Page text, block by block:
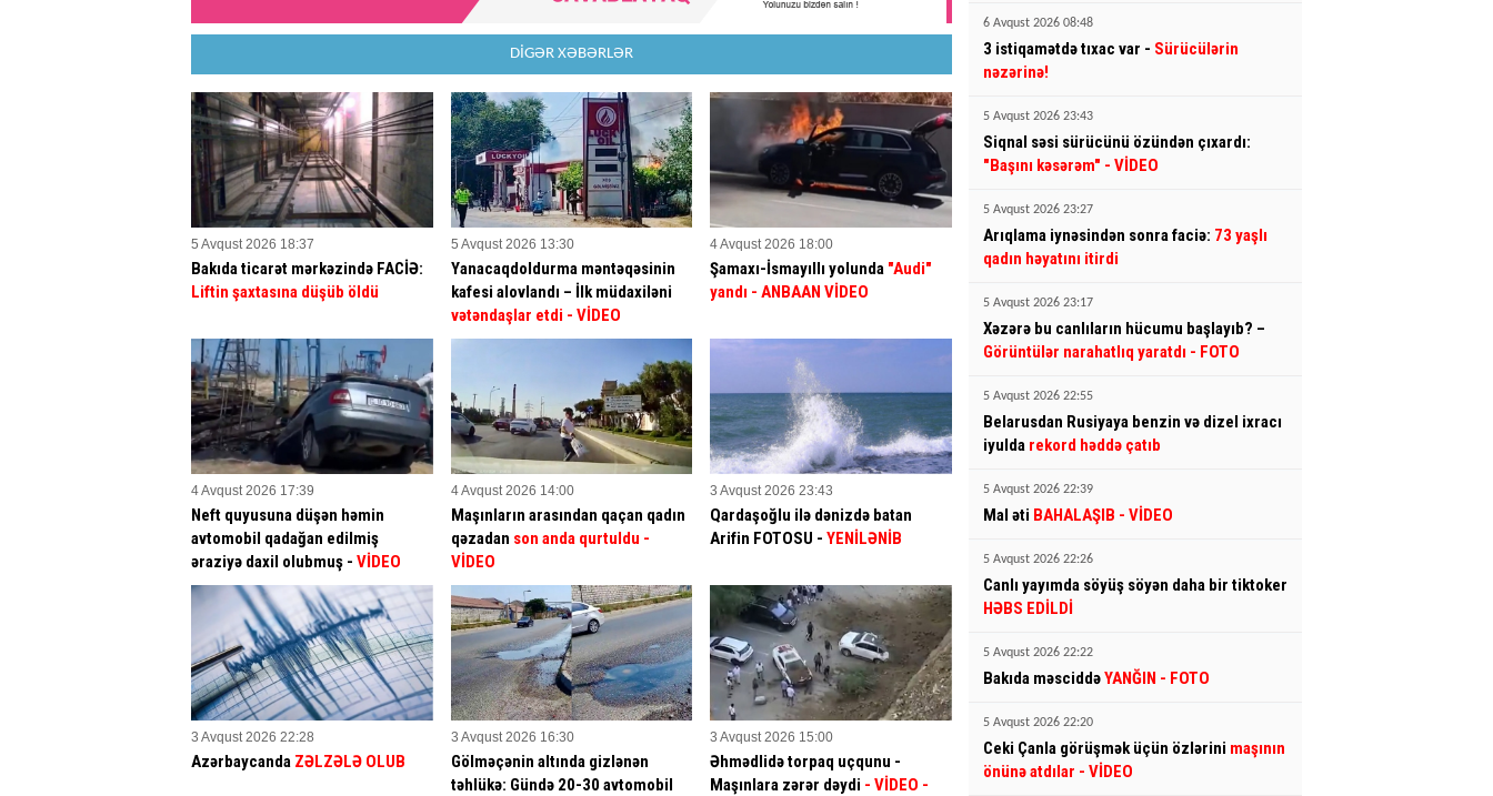
DİGƏR XƏBƏRLƏR
5 Avqust 2026 18:37
Bakıda ticarət mərkəzində FACİƏ:
Liftin şaxtasına düşüb öldü
5 Avqust 2026 13:30
Yanacaqdoldurma məntəqəsinin
kafesi alovlandı – İlk müdaxiləni
vətəndaşlar etdi - VİDEO
4 Avqust 2026 18:00
Şamaxı-İsmayıllı yolunda "Audi"
yandı - ANBAAN VİDEO
4 Avqust 2026 17:39
Neft quyusuna düşən həmin
avtomobil qadağan edilmiş
əraziyə daxil olubmuş - VİDEO
4 Avqust 2026 14:00
Maşınların arasından qaçan qadın
qəzadan son anda qurtuldu -
VİDEO
3 Avqust 2026 23:43
Qardaşoğlu ilə dənizdə batan
Arifin FOTOSU -YENİLƏNİB
3 Avqust 2026 22:28
Azərbaycanda ZƏLZƏLƏ OLUB
3 Avqust 2026 16:30
Gölməçənin altında gizlənən
təhlükə: Gündə 20-30 avtomobil
3 Avqust 2026 15:00
Əhmədlidə torpaq uçqunu -
Maşınlara zərər dəydi - VİDEO -
6 Avqust 2026 08:48
3 istiqamətdə tıxac var - Sürücülərin
nəzərinə!
5 Avqust 2026 23:43
Siqnal səsi sürücünü özündən çıxardı:
"Başını kəsərəm" - VİDEO
5 Avqust 2026 23:27
Arıqlama iynəsindən sonra faciə: 73 yaşlı
qadın həyatını itirdi
5 Avqust 2026 23:17
Xəzərə bu canlıların hücumu başlayıb? –
Görüntülər narahatlıq yaratdı - FOTO
5 Avqust 2026 22:55
Belarusdan Rusiyaya benzin və dizel ixracı
iyulda rekord həddə çatıb
5 Avqust 2026 22:39
Mal əti BAHALAŞIB - VİDEO
5 Avqust 2026 22:26
Canlı yayımda söyüş söyən daha bir tiktoker
HƏBS EDİLDİ
5 Avqust 2026 22:22
Bakıda məsciddəYANĞIN - FOTO
5 Avqust 2026 22:20
Ceki Çanla görüşmək üçün özlərini maşının
önünə atdılar - VİDEO